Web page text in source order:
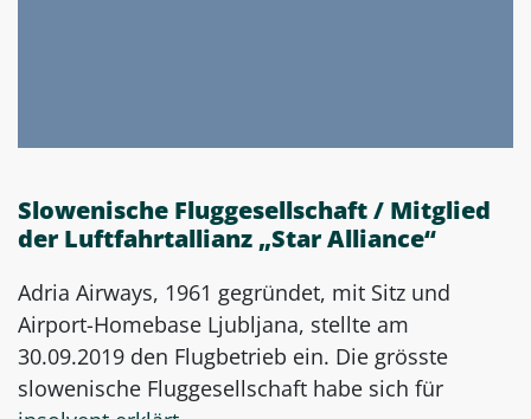
Slowenische Fluggesellschaft / Mitglied
der Luftfahrtallianz „Star Alliance“
Adria Airways, 1961 gegründet, mit Sitz und
Airport-Homebase Ljubljana, stellte am
30.09.2019 den Flugbetrieb ein. Die grösste
slowenische Fluggesellschaft habe sich für